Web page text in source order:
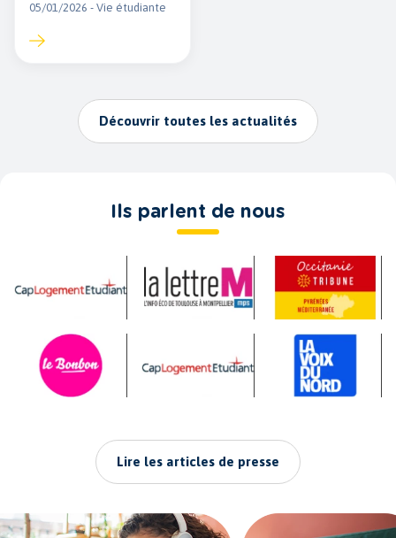
05/01/2026 - Vie étudiante
Découvrir toutes les actualités
Ils parlent de nous
Lire les articles de presse